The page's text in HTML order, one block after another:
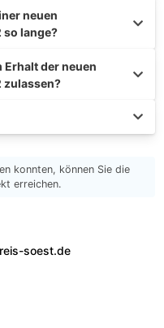
neuen
lange?
Erhalt der neuen
zulassen?
konnten, können Sie die
erreichen.
soest.de